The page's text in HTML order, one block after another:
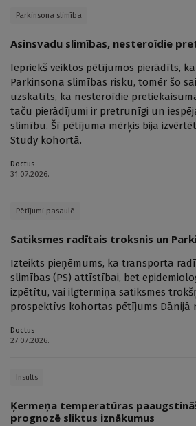
Parkinsona slimība
Asinsvadu slimības, nesteroīdie
Iepriekš veiktos pētījumos pierādīts,
Parkinsona slimības risku, tomēr šo
uzskatīts, ka nesteroīdie
taču pierādījumi ir pretrunīgi un
slimību. Šī pētījuma mērķis bija
Study kohortā.
Doctus
31.07.2026.
Pētījumi pasaulē
Satiksmes radītais troksnis un
Izteikts pieņēmums, ka transporta
slimības (PS) attīstībai, bet
izpētītu, vai ilgtermiņa satiksmes
prospektīvs kohortas pētījums Dānijā
Doctus
27.07.2026.
Insults
Ķermeņa temperatūras
prognozē sliktus iznākumus